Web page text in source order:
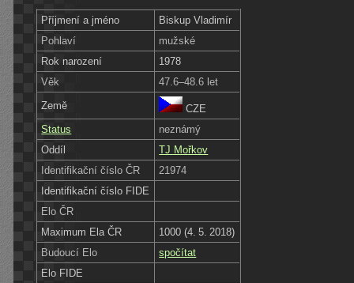
Příjmení a jméno
Biskup Vladimír
Pohlaví
mužské
Rok narození
1978
Věk
47.6–48.6 let
Země
CZE
Status
neznámý
Oddíl
TJ Mořkov
Identifikační číslo ČR
21974
Identifikační číslo FIDE
Elo ČR
Maximum Ela ČR
1000 (4. 5. 2018)
Budoucí Elo
spočítat
Elo FIDE